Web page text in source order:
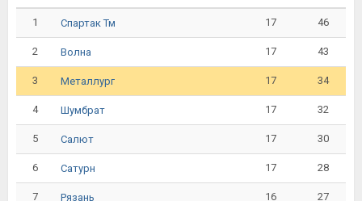
1 Спартак Тм 17 46
2 Волна 17 43
3 Металлург 17 34
4 Шумбрат 17 32
5 Салют 17 30
6 Сатурн 17 28
7 Рязань 16 27